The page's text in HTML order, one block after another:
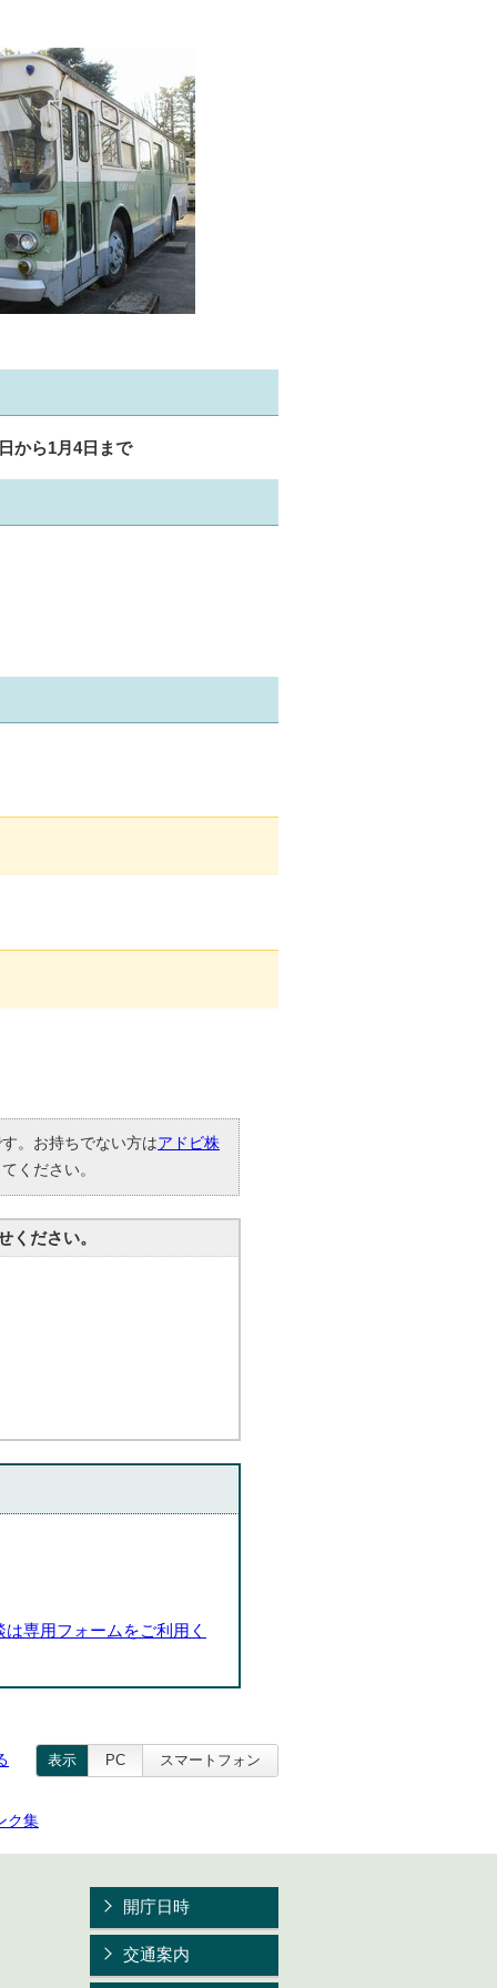
から1月4日まで
。お持ちでない方はアドビ株
ください。
ください。
専用フォームをご利用く
表示 PC スマートフォン
ク集
開庁日時
交通案内